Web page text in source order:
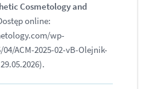
Cosmetology and
online:
wp-
ACM-2025-02-vB-Olejnik-